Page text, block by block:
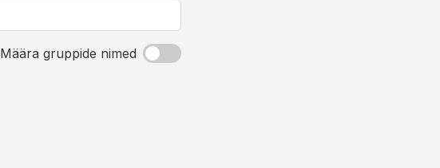
Määra gruppide nimed